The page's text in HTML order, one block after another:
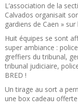
L’association de la
Calvados organisait
gardiens de Caen »
Huit équipes se sont
super ambiance :
greffiers du tribunal,
tribunal judiciaire,
BRED !
Un tirage au sort a
une box cadeau offerte